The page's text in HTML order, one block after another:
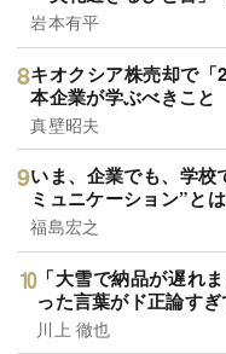
岩本有平
キオクシア株売却で
本企業が学ぶべきこと
真壁昭夫
いま、企業でも、学校
ミュニケーション”と
福島宏之
「大雪で納品が遅れ
った言葉がド正論す
川上 徹也